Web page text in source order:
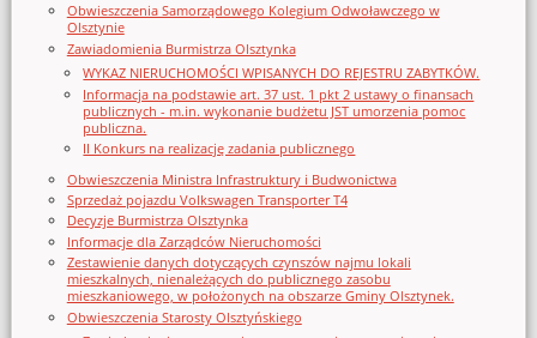
Obwieszczenia Samorządowego Kolegium Odwoławczego w
Olsztynie
Zawiadomienia Burmistrza Olsztynka
WYKAZ NIERUCHOMOŚCI WPISANYCH DO REJESTRU ZABYTKÓW.
Informacja na podstawie art. 37 ust. 1 pkt 2 ustawy o finansach
publicznych - m.in. wykonanie budżetu JST umorzenia pomoc
publiczna.
II Konkurs na realizację zadania publicznego
Obwieszczenia Ministra Infrastruktury i Budwonictwa
Sprzedaż pojazdu Volkswagen Transporter T4
Decyzje Burmistrza Olsztynka
Informacje dla Zarządców Nieruchomości
Zestawienie danych dotyczących czynszów najmu lokali
mieszkalnych, nienależących do publicznego zasobu
mieszkaniowego, w położonych na obszarze Gminy Olsztynek.
Obwieszczenia Starosty Olsztyńskiego